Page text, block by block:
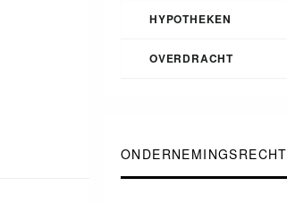
HYPOTHEKEN
OVERDRACHT
ONDERNEMINGSRECHT